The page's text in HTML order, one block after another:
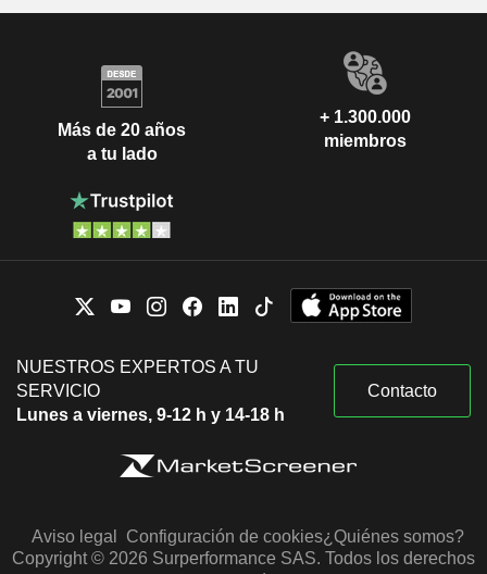
Más de 20 años
a tu lado
+ 1.300.000
miembros
NUESTROS EXPERTOS A TU
SERVICIO
Lunes a viernes, 9-12 h y 14-18 h
Contacto
Aviso legal Configuración de cookies¿Quiénes somos?
Copyright © 2026 Surperformance SAS. Todos los derechos